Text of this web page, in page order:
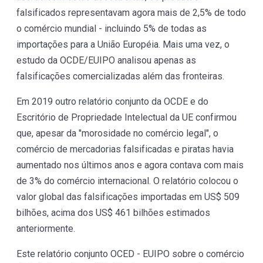
falsificados representavam agora mais de 2,5% de todo
o comércio mundial - incluindo 5% de todas as
importações para a União Européia. Mais uma vez, o
estudo da OCDE/EUIPO analisou apenas as
falsificações comercializadas além das fronteiras.
Em 2019 outro relatório conjunto da OCDE e do
Escritório de Propriedade Intelectual da UE confirmou
que, apesar da "morosidade no comércio legal", o
comércio de mercadorias falsificadas e piratas havia
aumentado nos últimos anos e agora contava com mais
de 3% do comércio internacional. O relatório colocou o
valor global das falsificações importadas em US$ 509
bilhões, acima dos US$ 461 bilhões estimados
anteriormente.
Este relatório conjunto OCED - EUIPO sobre o comércio